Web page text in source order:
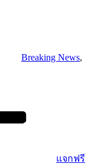
Breaking News,
แจกฟรี